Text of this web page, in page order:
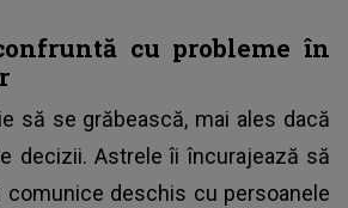
cu probleme în
să se grăbească, mai ales dacă
decizii. Astrele îi încurajează să
comunice deschis cu persoanele